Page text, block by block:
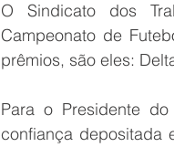
O Sindicato dos
Campeonato de
prêmios, são eles:
Para o Presidente
confiança depositada